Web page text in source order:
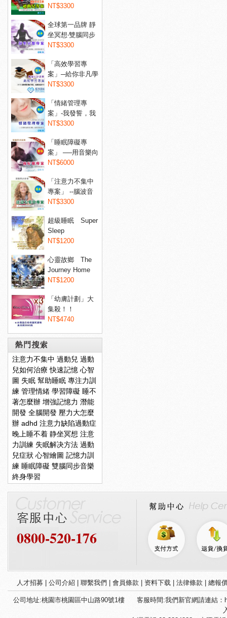
讓過...
NT$3300
全球第一品牌 靜
坐冥想‧雙腦同步
音...
NT$3300
「高效學習專
案」─給你非凡學
習力！...
NT$3300
「情緒管理專
案」-我發誓，我
不會亂...
NT$3300
「睡眠障礙專
案」 ──用音樂向
睡眠...
NT$6000
「注意力不集中
專案」 --腦波音
樂專...
NT$3300
超級睡眠 Super
Sleep
NT$1200
心靈故鄉 The
Journey Home
NT$1200
「幼膚計劃」大
集殺！！
Dermaxyl@ 菲...
NT$4740
注意力不集中 過動兒 過動
兒如何治療 快速記憶 心智
圖 失眠 幫助睡眠 專注力訓
練 管理情緒 學習障礙 睡不
著怎麼辦 增強記憶力 潛能
開發 全腦開發 壓力大怎麼
辦 adhd 注意力缺陷過動症
晚上睡不着 静坐冥想 注意
力訓練 失眠解决方法 過動
兒症狀 心智繪圖 記憶力訓
練 睡眠障礙 雙腦同步音樂
終身學習
0800-520-176
人才招募 公司介紹 聯繫我們 會員條款 资料下载| 法律條款 總報
公司地址:桃園市桃園區中山路90號1樓
客服時間:我們新官網請連結